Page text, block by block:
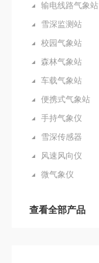
输电线路气象站
雪深监测站
校园气象站
森林气象站
车载气象站
便携式气象站
手持气象仪
雪深传感器
风速风向仪
微气象仪
查看全部产品